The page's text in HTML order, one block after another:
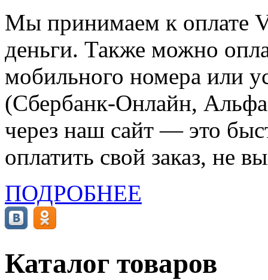
Мы принимаем к оплате
деньги. Также можно
мобильного номера или
(Сбербанк-Онлайн,
через наш сайт — это
оплатить свой заказ, не
ПОДРОБНЕЕ
Каталог товаров